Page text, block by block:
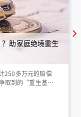
助家庭绝境重生
250多万元的赔偿
取到的“重生基